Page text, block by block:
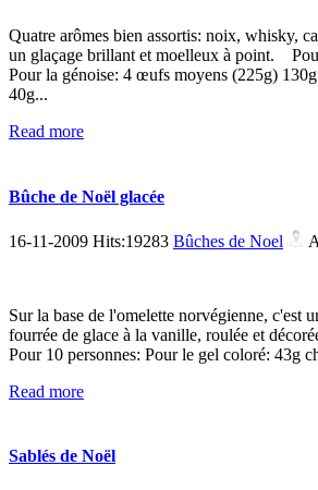
Quatre arômes bien assortis: noix, whisky,
un glaçage brillant et moelleux à point.
Pour la génoise: 4 œufs moyens (225g)
40g...
Read more
Bûche de Noël glacée
16-11-2009 Hits:19283 Bûches de Noel
Sur la base de l'omelette norvégienne, c'est
fourrée de glace à la vanille, roulée et
Pour 10 personnes: Pour le gel coloré: 43g
Read more
Sablés de Noël